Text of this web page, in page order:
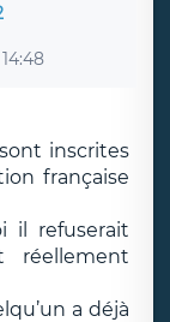
14:48
inscrites
française
il refuserait
réellement
a déjà